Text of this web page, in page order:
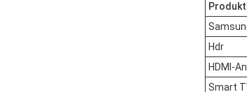
Hdr
HDMI-
Smart